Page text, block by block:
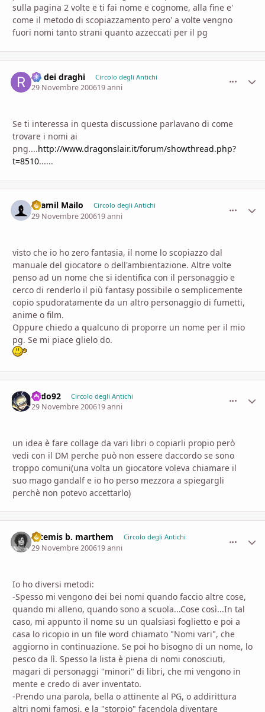
sulla pagina 2 volte e ti fai nome e cognome, alla fine e'
come il metodo di scopiazzamento pero' a volte vengno
fuori nomi tanto strani quanto azzeccati per il pg
Re dei draghi Circolo degli Antichi
29 Novembre 200619 anni
Se ti interessa in questa discussione parlavano di come
trovare i nomi ai
png....http://www.dragonslair.it/forum/showthread.php?
t=8510......
Aramil Mailo Circolo degli Antichi
29 Novembre 200619 anni
visto che io ho zero fantasia, il nome lo scopiazzo dal
manuale del giocatore o dell'ambientazione. Altre volte
penso ad un nome che si identifica con il personaggio e
cerco di renderlo il più fantasy possibile o semplicemente
copio spudoratamente da un altro personaggio di fumetti,
anime o film.
Oppure chiedo a qualcuno di proporre un nome per il mio
pg. Se mi piace glielo do.
Sado92 Circolo degli Antichi
29 Novembre 200619 anni
un idea è fare collage da vari libri o copiarli propio però
vedi con il DM perche può non essere daccordo se sono
troppo comuni(una volta un giocatore voleva chiamare il
suo mago gandalf e io ho perso mezzora a spiegargli
perchè non potevo accettarlo)
artemis b. marthem Circolo degli Antichi
29 Novembre 200619 anni
Io ho diversi metodi:
-Spesso mi vengono dei bei nomi quando faccio altre cose,
quando mi alleno, quando sono a scuola...Cose così...In tal
caso, mi appunto il nome su un qualsiasi foglietto e poi a
casa lo ricopio in un file word chiamato "Nomi vari", che
aggiorno in continuazione. Se poi ho bisogno di un nome, lo
pesco da lì. Spesso la lista è piena di nomi conosciuti,
magari di personaggi "minori" di libri, che mi vengono in
mente e credo di aver inventato.
-Prendo una parola, bella o attinente al PG, o addirittura
altri nomi famosi, e la "storpio" facendola diventare